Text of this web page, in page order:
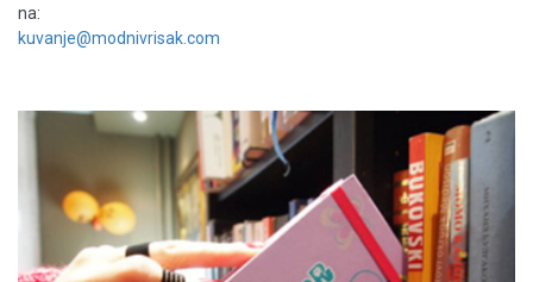
na:
kuvanje@modnivrisak.com